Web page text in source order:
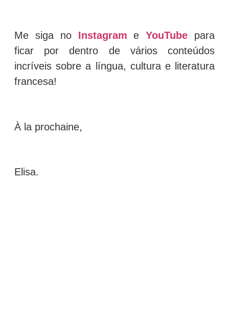
Me siga no Instagram eYouTube
para
ficar por dentro de vários conteúdos
incríveis sobre a língua, cultura e literatura
francesa!
À la prochaine,
Elisa.